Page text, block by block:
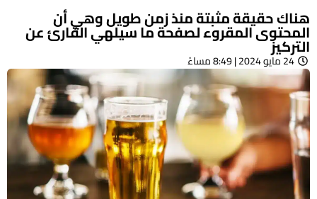
هناك حقيقة مثبتة منذ زمن طويل وهي أن
المحتوى المقروء لصفحة ما سيلهي القارئ عن
التركيز
24 مايو 2024 | 8:49 مساءً